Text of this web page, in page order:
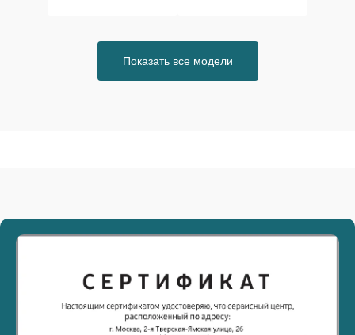
Показать все модели